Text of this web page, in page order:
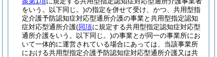
をいう。以下同じ。)の指定を併せて受け、かつ、共用型指
定介護予防認知症対応型通所介護の事業と共用型指定認知
症対応型通所介護(同項に規定する共用型指定認知症対応型
通所介護をいう。以下同じ。)の事業とが同一の事業所にお
いて一体的に運営されている場合にあっては、当該事業所
における共用型指定介護予防認知症対応型通所介護又は共